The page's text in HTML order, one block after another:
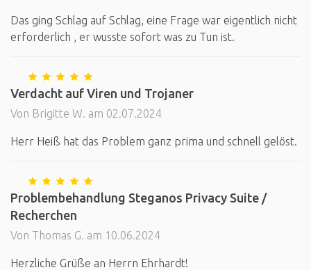
Das ging Schlag auf Schlag, eine Frage war eigentlich nicht
erforderlich , er wusste sofort was zu Tun ist.
Verdacht auf Viren und Trojaner
Von Brigitte W. am 02.07.2024
Herr Heiß hat das Problem ganz prima und schnell gelöst.
Problembehandlung Steganos Privacy Suite /
Recherchen
Von Thomas G. am 10.06.2024
Herzliche Grüße an Herrn Ehrhardt!